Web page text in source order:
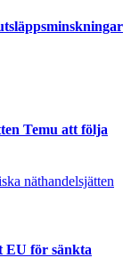
Temu att följa
näthandelsjätten
EU för sänkta